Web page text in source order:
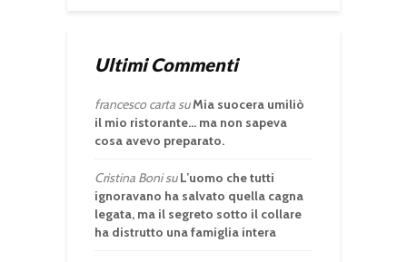
Ultimi Commenti
francesco cartasuMia suocera umiliò
il mio ristorante… ma non sapeva
cosa avevo preparato.
Cristina BonisuL’uomo che tutti
ignoravano ha salvato quella cagna
legata, ma il segreto sotto il collare
ha distrutto una famiglia intera